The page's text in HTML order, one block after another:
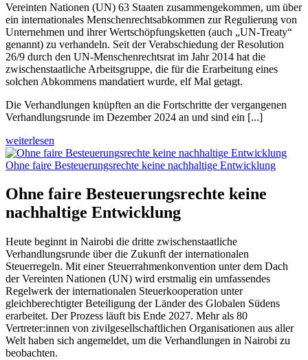
Vereinten Nationen (UN) 63 Staaten zusammengekommen, um über
ein internationales Menschenrechtsabkommen zur Regulierung von
Unternehmen und ihrer Wertschöpfungsketten (auch „UN-Treaty“
genannt) zu verhandeln. Seit der Verabschiedung der Resolution
26/9 durch den UN-Menschenrechtsrat im Jahr 2014 hat die
zwischenstaatliche Arbeitsgruppe, die für die Erarbeitung eines
solchen Abkommens mandatiert wurde, elf Mal getagt.
Die Verhandlungen knüpften an die Fortschritte der vergangenen
Verhandlungsrunde im Dezember 2024 an und sind ein [...]
weiterlesen
Ohne faire Besteuerungsrechte keine nachhaltige Entwicklung
Ohne faire Besteuerungsrechte keine
nachhaltige Entwicklung
Heute beginnt in Nairobi die dritte zwischenstaatliche
Verhandlungsrunde über die Zukunft der internationalen
Steuerregeln. Mit einer Steuerrahmenkonvention unter dem Dach
der Vereinten Nationen (UN) wird erstmalig ein umfassendes
Regelwerk der internationalen Steuerkooperation unter
gleichberechtigter Beteiligung der Länder des Globalen Südens
erarbeitet. Der Prozess läuft bis Ende 2027. Mehr als 80
Vertreter:innen von zivilgesellschaftlichen Organisationen aus aller
Welt haben sich angemeldet, um die Verhandlungen in Nairobi zu
beobachten.